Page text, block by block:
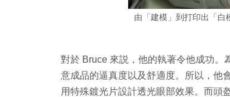
由「建模」到打印出「白
對於 Bruce 來説，他的執著令他成功。
意成品的逼真度以及舒適度。所以，他
用特殊鍍光片設計透光眼部效果。而頭